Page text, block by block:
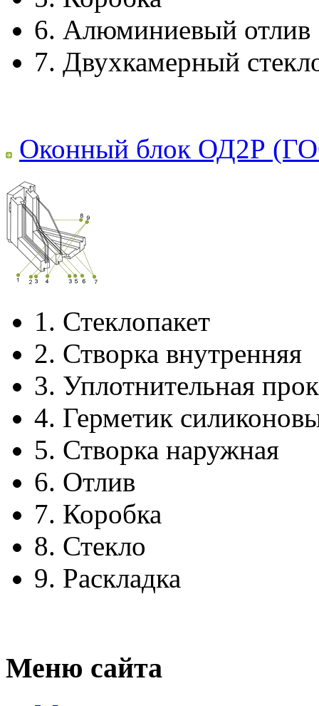
6. Алюминиевый отлив
7. Двухкамерный
Оконный блок ОД2Р
1. Стеклопакет
2. Створка внутренняя
3. Уплотнительная
4. Герметик
5. Створка наружная
6. Отлив
7. Коробка
8. Стекло
9. Раскладка
Меню сайта